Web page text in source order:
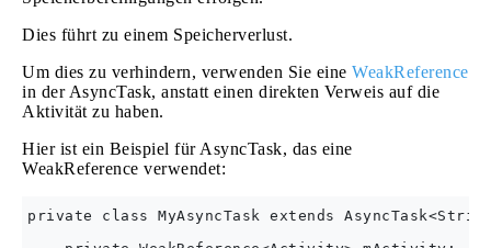
Dies führt zu einem Speicherverlust.
Um dies zu verhindern, verwenden Sie eine WeakReference
in der AsyncTask, anstatt einen direkten Verweis auf die
Aktivität zu haben.
Hier ist ein Beispiel für AsyncTask, das eine
WeakReference verwendet:
private class MyAsyncTask extends